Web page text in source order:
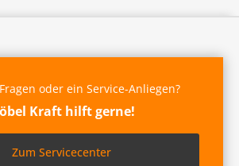
oder ein Service-Anliegen?
Kraft hilft gerne!
Zum Servicecenter